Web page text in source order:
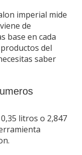
imperial mide
de
base en cada
del
saber
litros o 2,847